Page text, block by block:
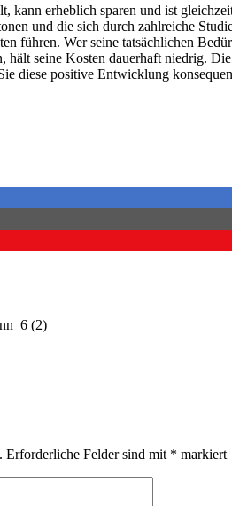
kann erheblich sparen und ist
und die sich durch zahlreiche
führen. Wer seine tatsächlichen
hält seine Kosten dauerhaft niedrig.
diese positive Entwicklung
Erforderliche Felder sind mit * markiert